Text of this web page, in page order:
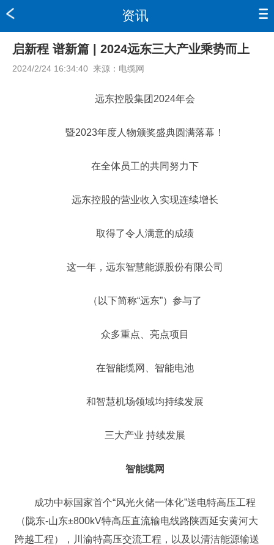
资讯
启新程 谱新篇 | 2024远东三大产业乘势而上
2024/2/24 16:34:40 来源： 电缆网
远东控股集团2024年会
暨2023年度人物颁奖盛典圆满落幕！
在全体员工的共同努力下
远东控股的营业收入实现连续增长
取得了令人满意的成绩
这一年，远东智慧能源股份有限公司
（以下简称“远东”）参与了
众多重点、亮点项目
在智能缆网、智能电池
和智慧机场领域均持续发展
三大产业 持续发展
智能缆网
成功中标国家首个“风光火储一体化”送电特高压工程
（陇东-山东±800kV特高压直流输电线路陕西延安黄河大
跨越工程），川渝特高压交流工程，以及以清洁能源输送